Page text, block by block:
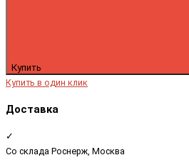
Купить
Купить в один клик
Доставка
✓
Со склада Роснерж, Москва